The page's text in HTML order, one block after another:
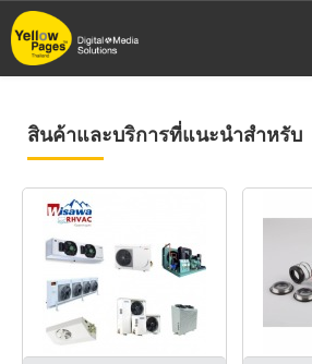
ข้าม
ไป
สินค้าและบริการที่แนะนำสำหรับ